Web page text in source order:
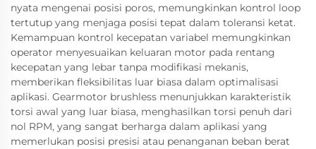
nyata mengenai posisi poros, memungkinkan kontrol loop
tertutup yang menjaga posisi tepat dalam toleransi ketat.
Kemampuan kontrol kecepatan variabel memungkinkan
operator menyesuaikan keluaran motor pada rentang
kecepatan yang lebar tanpa modifikasi mekanis,
memberikan fleksibilitas luar biasa dalam optimalisasi
aplikasi. Gearmotor brushless menunjukkan karakteristik
torsi awal yang luar biasa, menghasilkan torsi penuh dari
nol RPM, yang sangat berharga dalam aplikasi yang
memerlukan posisi presisi atau penanganan beban berat